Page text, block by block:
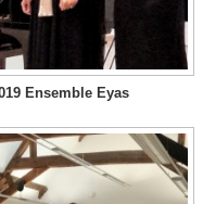
Ensemble Eyas